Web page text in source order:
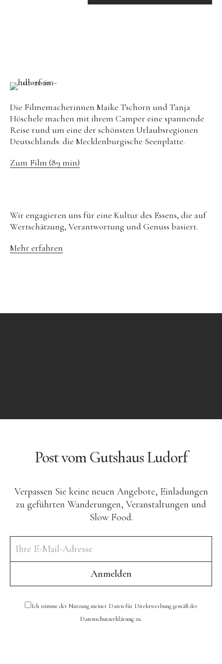
Die Filmemacherinnen Maike Tschorn und Tanja
Höschele machen mit ihrem Camper eine spannende
Reise rund um eine der schönsten Urlaubsregionen
Deutschlands: die Mecklenburgische Seenplatte.
Zum Film (89 min)
Wir engagieren uns für eine Kultur des Essens, die auf
Wertschätzung, Verantwortung und Genuss basiert.
Mehr erfahren
Post vom Gutshaus Ludorf
Verpassen Sie keine neuen Angebote, Einladungen
zu geführten Wanderungen, Veranstaltungen und
Slow Food.
Ich stimme der Nutzung meiner Daten für Direktwerbung gemäß der
Datenschutzerklärung zu.